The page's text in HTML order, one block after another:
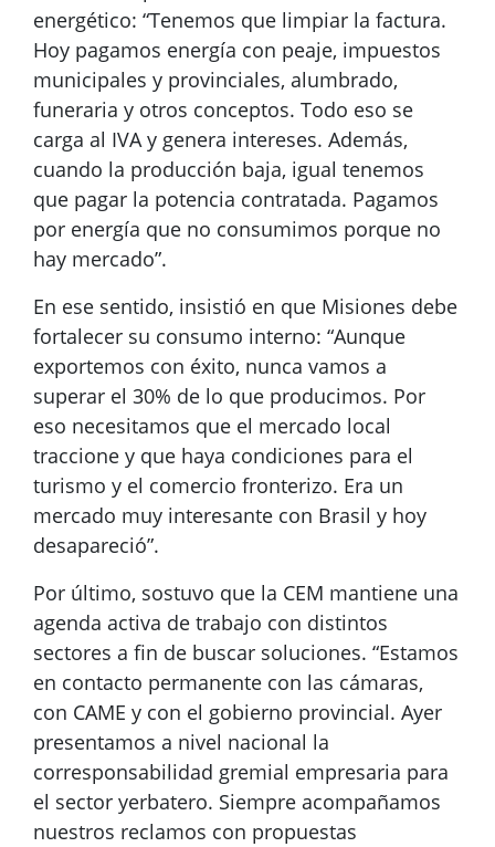
energético: “Tenemos que limpiar la factura.
Hoy pagamos energía con peaje, impuestos
municipales y provinciales, alumbrado,
funeraria y otros conceptos. Todo eso se
carga al IVA y genera intereses. Además,
cuando la producción baja, igual tenemos
que pagar la potencia contratada. Pagamos
por energía que no consumimos porque no
hay mercado”.
En ese sentido, insistió en que Misiones debe
fortalecer su consumo interno: “Aunque
exportemos con éxito, nunca vamos a
superar el 30% de lo que producimos. Por
eso necesitamos que el mercado local
traccione y que haya condiciones para el
turismo y el comercio fronterizo. Era un
mercado muy interesante con Brasil y hoy
desapareció”.
Por último, sostuvo que la CEM mantiene una
agenda activa de trabajo con distintos
sectores a fin de buscar soluciones. “Estamos
en contacto permanente con las cámaras,
con CAME y con el gobierno provincial. Ayer
presentamos a nivel nacional la
corresponsabilidad gremial empresaria para
el sector yerbatero. Siempre acompañamos
nuestros reclamos con propuestas